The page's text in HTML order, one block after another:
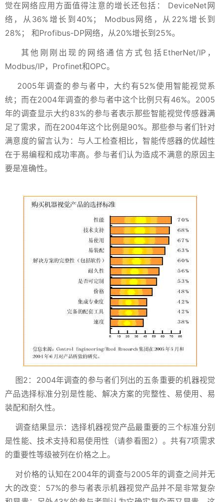
觉在网络应用方面值得注意的增长还包括： DeviceNet网
络，从36%增长到40%； Modbus网络，从22%增长到
28%； 和Profibus-DP网络，从20%增长到25%。
其他刚刚出现的网络通信方式包括EtherNet/IP，
Modbus/IP，Profinet和OPC。
2005年调查的参与者中，大约有52%使用智能视觉系
统；而在2004年调查的参与者中这个比例只有46%。2005
年的调查显示大约83%的参与者表示那些智能视觉传感器满
足了需求，而在2004年这个比例是90%。那些参与者们针对
满意度的留言认为：与人工检查相比，智能传感器的优越性
在于易编程和成功率高。参与者们认为造成不满意的原因主
要是准确性。
图2：2004年调查的参与者们列出的五条重要的机器视觉
产品选择标准分别是性能、解决方案的完整性、易使用、易
装配和耐久性。
调查结果显示：选择机器视觉产品最重要的三个标准分别
是性能、技术支持和易使用性（请参看图2）。共有7项需求
的重要性等级被列在价格之上。
对价格的认知在2004年的调查与2005年的调查之间并无
大的改变：57%的参与者表示机器视觉产品并不是非常复杂